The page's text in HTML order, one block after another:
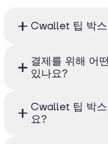
Cwallet 팁 박
Cwallet Tip
있는 간편하고
제 어디서나 소
자에게 팁을 제
결제를 위해 어
있나요?
Cwallet 800개
크를 지원합니
Cwallet 팁 박
요?